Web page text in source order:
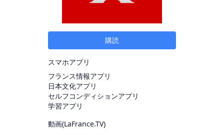
購読
スマホアプリ
フランス情報アプリ
日本文化アプリ
セルフコンディションアプリ
学習アプリ
動画(LaFrance.TV)